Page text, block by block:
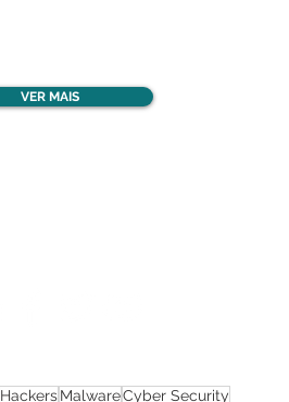
VER MAIS
Hackers MalwareCyber Security